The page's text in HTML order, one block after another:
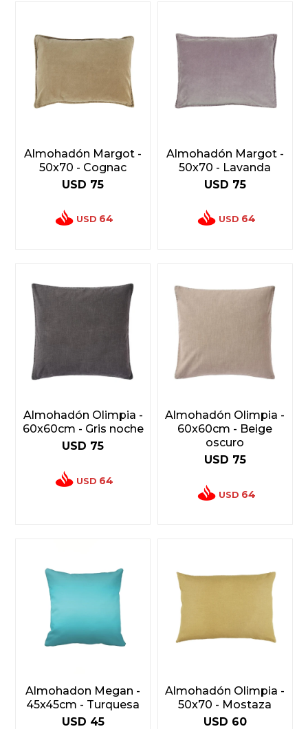
Almohadón Margot -
50x70 - Cognac
USD 75
USD 64
Almohadón Margot -
50x70 - Lavanda
USD 75
USD 64
Almohadón Olimpia -
60x60cm - Gris noche
USD 75
USD 64
Almohadón Olimpia -
60x60cm - Beige
oscuro
USD 75
USD 64
Almohadon Megan -
45x45cm - Turquesa
USD 45
Almohadón Olimpia -
50x70 - Mostaza
USD 60